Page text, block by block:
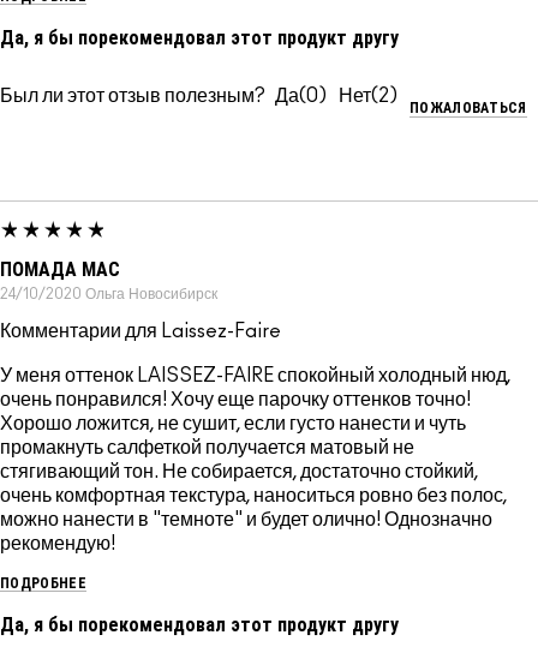
Да, я бы порекомендовал этот продукт другу
Был ли этот отзыв полезным? 0 2
ПОЖАЛОВАТЬСЯ
ПОМАДА MAC
24/10/2020 Ольга Новосибирск
Комментарии для Laissez-Faire
У меня оттенок LAISSEZ-FAIRE спокойный холодный нюд,
очень понравился! Хочу еще парочку оттенков точно!
Хорошо ложится, не сушит, если густо нанести и чуть
промакнуть салфеткой получается матовый не
стягивающий тон. Не собирается, достаточно стойкий,
очень комфортная текстура, наноситься ровно без полос,
можно нанести в "темноте" и будет олично! Однозначно
рекомендую!
ПОДРОБНЕЕ
Да, я бы порекомендовал этот продукт другу